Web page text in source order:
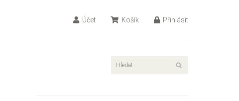
Účet Košík Přihlásit